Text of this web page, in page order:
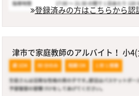
登録済みの方はこちらから認
津市で家庭教師のアルバイト！ 小